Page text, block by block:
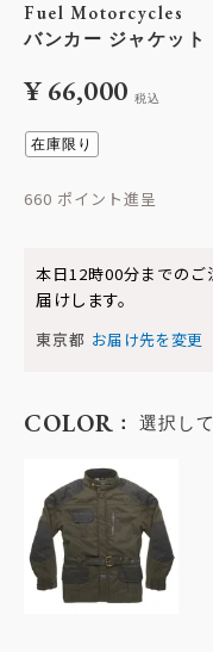
Fuel Motorcycles
バンカー ジャケット
¥66,000 税込
在庫限り
660
本日12時00分までのご
届けします。
東京都 お届け先を変更
COLOR 選択し